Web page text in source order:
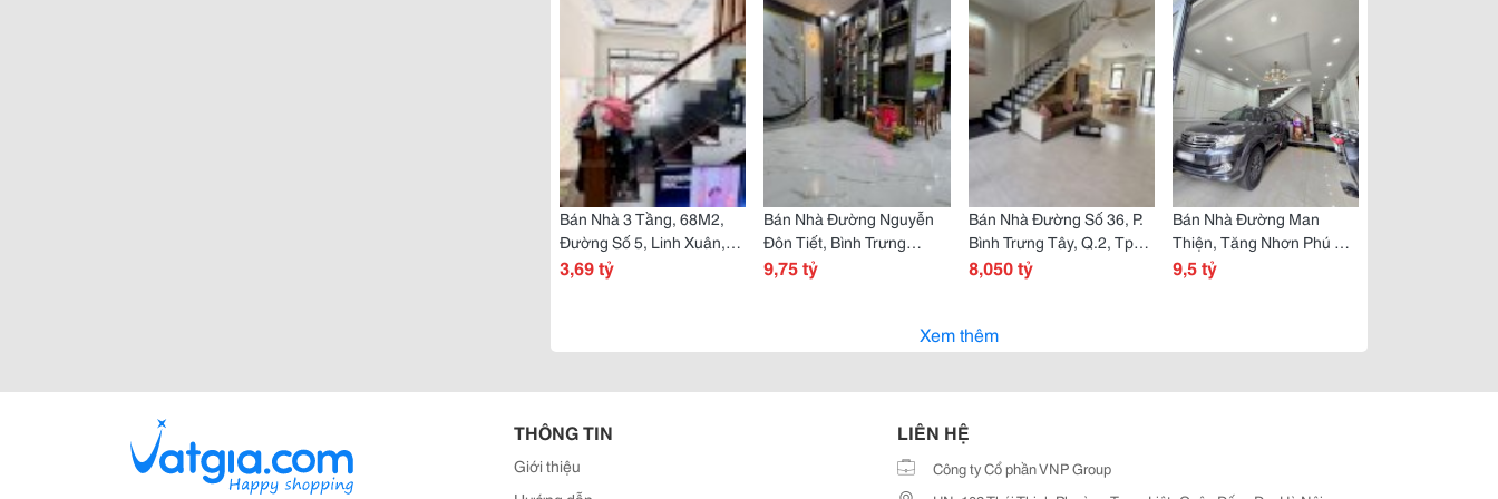
Bán Nhà 3 Tầng, 68M2,
Đường Số 5, Linh Xuân,
Thủ Đức. Tp Hcm. Sổ
3,69 tỷ
Bán Nhà Đường Nguyễn
Đôn Tiết, Bình Trưng
Đông, Q2, Thủ Đức, Tp
9,75 tỷ
Bán Nhà Đường Số 36, P.
Bình Trưng Tây, Q.2, Tp
Hcm. Dt 72M2, 3 Tầng,
8,050 tỷ
Bán Nhà Đường Man
Thiện, Tăng Nhơn Phú A,
Q9, Thủ Đức, Tp Hcm. Dt
9,5 tỷ
Xem thêm
THÔNG TIN
Giới thiệu
LIÊN HỆ
Công ty Cổ phần VNP Group